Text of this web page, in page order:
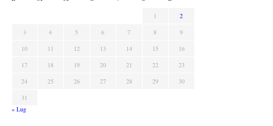
1
2
3
4 5 6 7 8
9
10
11 12 13 14 15
16
17
18 19 20 21 22
23
24
25 26 27 28 29
30
31
« Lug